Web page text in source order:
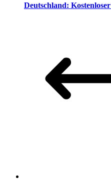
Deutschland: